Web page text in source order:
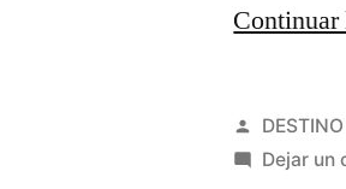
por
Dejar un